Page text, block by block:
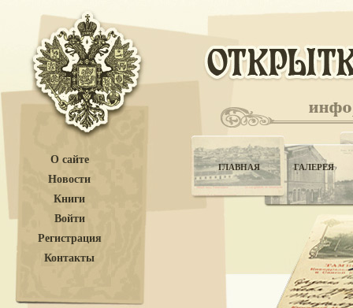
О сайте
Новости
Книги
Войти
Регистрация
Контакты
ГЛАВНАЯ ГАЛЕРЕЯ